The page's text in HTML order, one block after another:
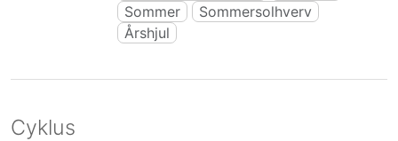
Sommer
Sommersolhverv
Årshjul
Cyklus